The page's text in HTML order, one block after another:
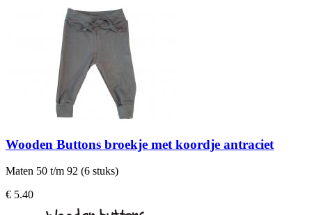
Wooden Buttons broekje met koordje antraciet
Maten 50 t/m 92 (6 stuks)
€ 5.40